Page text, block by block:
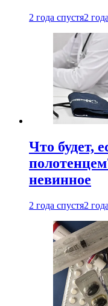
2 года спустя2
Что будет,
невинное
2 года спустя2